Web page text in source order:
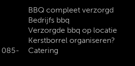
085-
BBQ compleet verzorgd
Bedrijfs bbq
Verzorgde bbq op locatie
Kerstborrel organiseren?
Catering